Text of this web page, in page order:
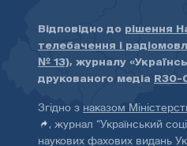
Відповідно до рішення
телебачення і
№ 13), журналу
друкованого медіа R30-
Згідно з наказом
, журнал “Український
наукових фахових видань